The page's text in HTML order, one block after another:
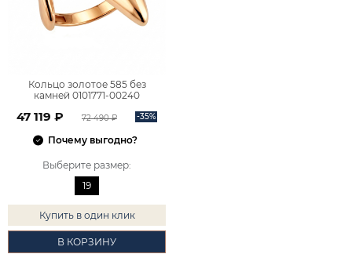
Кольцо золотое 585 без
камней 0101771-00240
47 119 ₽ 72 490 ₽ -35%
Почему выгодно?
Выберите размер:
19
Купить в один клик
В КОРЗИНУ